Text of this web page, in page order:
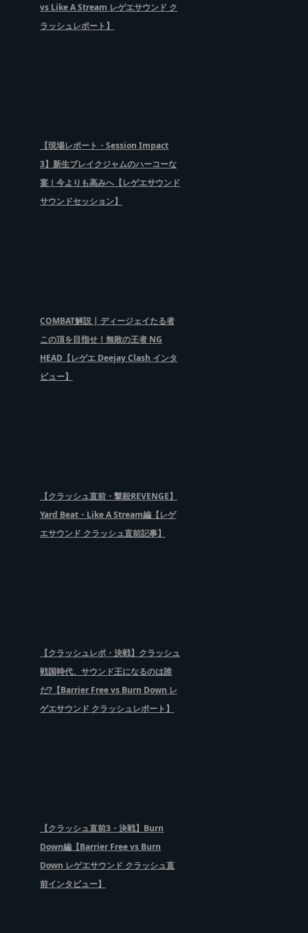
vs Like A Stream レゲエサウンド ク
ラッシュレポート】
【現場レポート・Session Impact
3】新生ブレイクジャムのハーコーな
宴！今よりも高みへ【レゲエサウンド
サウンドセッション】
COMBAT解説 | ディージェイたる者
この頂を目指せ！無敗の王者 NG
HEAD【レゲエ Deejay Clash インタ
ビュー】
【クラッシュ直前・撃殺REVENGE】
Yard Beat・Like A Stream編【レゲ
エサウンド クラッシュ直前記事】
【クラッシュレポ・決戦】クラッシュ
戦国時代、サウンド王になるのは誰
だ?【Barrier Free vs Burn Down レ
ゲエサウンド クラッシュレポート】
【クラッシュ直前3・決戦】Burn
Down編【Barrier Free vs Burn
Down レゲエサウンド クラッシュ直
前インタビュー】